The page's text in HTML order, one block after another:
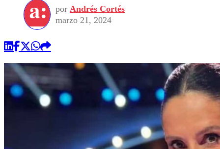
Seleccion Chilena
Torneo Internacional
Universidad de Chile
Economía
Internacional
Sustentabilidad
Publicaciones en medios
Opinión
por Andrés Cortés
marzo 21, 2024